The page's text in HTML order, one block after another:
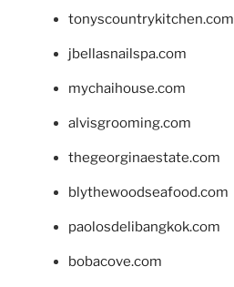
tonyscountrykitchen.com
jbellasnailspa.com
mychaihouse.com
alvisgrooming.com
thegeorginaestate.com
blythewoodseafood.com
paolosdelibangkok.com
bobacove.com